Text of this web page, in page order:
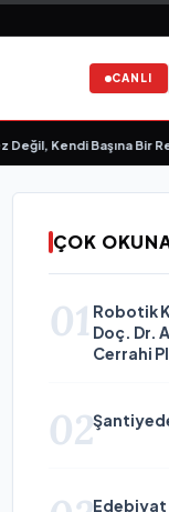
CANLI
Kendi Başına Bir
ÇOK
01 Robotik
Doç. Dr.
Cerrahi
02
Edebiyat